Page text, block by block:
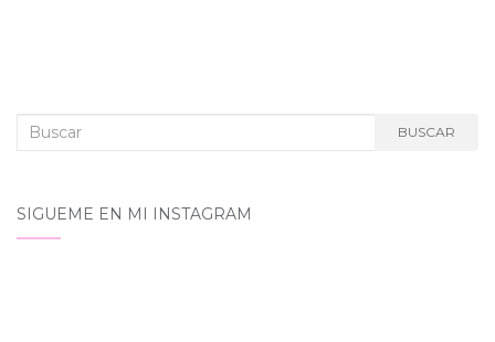
Buscar: BUSCAR
SIGUEME EN MI INSTAGRAM